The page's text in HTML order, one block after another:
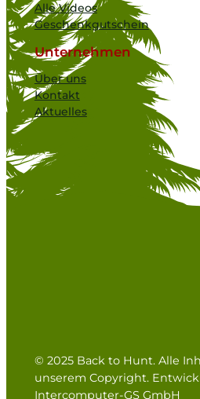
Alle Videos
Geschenkgutschein
Unternehmen
Über uns
Kontakt
Aktuelles
© 2025 Back to Hunt. Alle
unserem Copyright.
Intercomputer-GS GmbH